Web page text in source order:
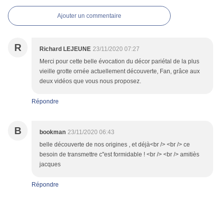
Ajouter un commentaire
R Richard LEJEUNE 23/11/2020 07:27
Merci pour cette belle évocation du décor pariétal de la plus
vieille grotte ornée actuellement découverte, Fan, grâce aux
deux vidéos que vous nous proposez.
Répondre
B bookman 23/11/2020 06:43
belle découverte de nos origines , et déjà<br /> <br /> ce
besoin de transmettre c''est formidable ! <br /> <br /> amitiès
jacques
Répondre